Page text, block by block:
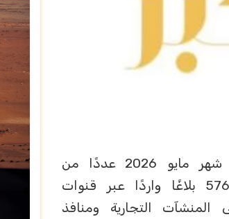
نفّذ فرع وزارة التجارة بمنطقة الحدود الشمالية خلال شهر مايو 2026 عددًا من
الجولات والمهام الرقابية المكثفة، أسفرت عن مباشرة 576 بلاغًا واردًا عبر قنوات
576 زيارة رقابية على المنشآت التجارية ومنافذ